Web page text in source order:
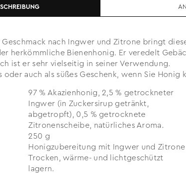
nach Ingwer und Zitrone bringt
herkömmliche Bienenhonig. Er veredelt
ist er sehr vielseitig in seiner Verwendung.
oder auch als süßes Geschenk, wenn Sie Honig
97 % Akazienhonig, 2,5 % getrockneter
Ingwer (in Zuckersirup getränkt,
abgetropft), 0,5 % getrocknete
Zitronenscheibe, natürliches Aroma.
250 g
Honigzubereitung mit Ingwer und Zitrone
Trocken, wärme- und lichtgeschützt
lagern.